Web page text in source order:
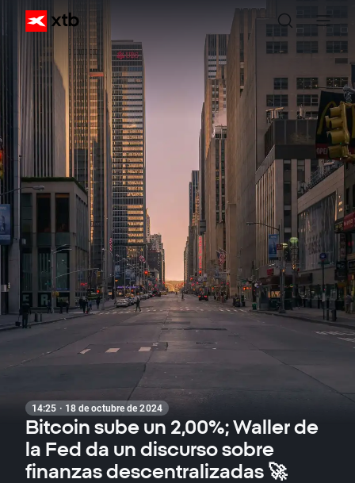
14:25 · 18 de octubre de 2024
Bitcoin sube un 2,00%; Waller de
la Fed da un discurso sobre
finanzas descentralizadas 🚀